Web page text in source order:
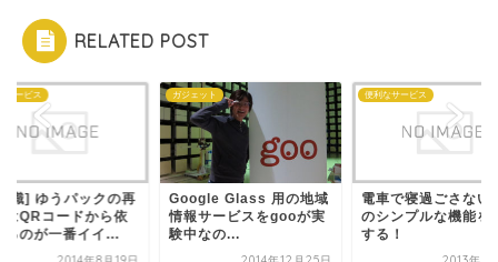
RELATED POST
サービス
識] ゆうパックの再
はQRコードから依
るのが一番イイ...
ガジェット
Google Glass 用の地域
情報サービスをgooが実
験中なの...
便利なサービス
電車で寝過ごさない
のシンプルな機能を
する！